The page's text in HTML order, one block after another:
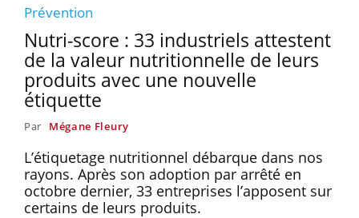
Prévention
Nutri-score : 33 industriels attestent
de la valeur nutritionnelle de leurs
produits avec une nouvelle
étiquette
Par Mégane Fleury
L’étiquetage nutritionnel débarque dans nos
rayons. Après son adoption par arrêté en
octobre dernier, 33 entreprises l’apposent sur
certains de leurs produits.